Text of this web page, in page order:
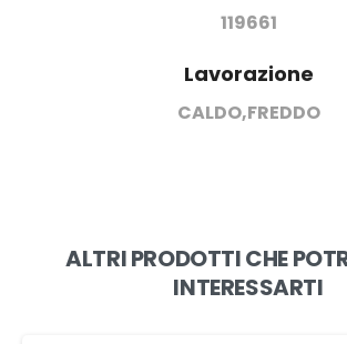
119661
Lavorazione
CALDO,FREDDO
ALTRI PRODOTTI CHE
INTERESSARTI